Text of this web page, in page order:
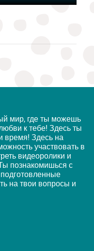
мир, где ты можешь
к тебе! Здесь ты
время! Здесь на
участвовать в
видеоролики и
познакомишься с
на твои вопросы и